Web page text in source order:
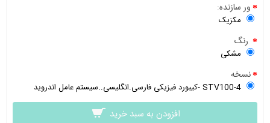
ور سازنده:
مکزیک
رنگ
مشکی
نسخه
STV100-4 -کیبورد فیزیکی فارسی.انگلیسی..سیستم عامل اندروید
افزودن به سبد خرید